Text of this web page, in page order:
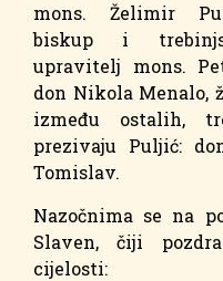
mons. Želimir
biskup i
upravitelj mons.
don Nikola Menalo,
između ostalih,
prezivaju Puljić:
Tomislav.
Nazočnima se na
Slaven, čiji
cijelosti: